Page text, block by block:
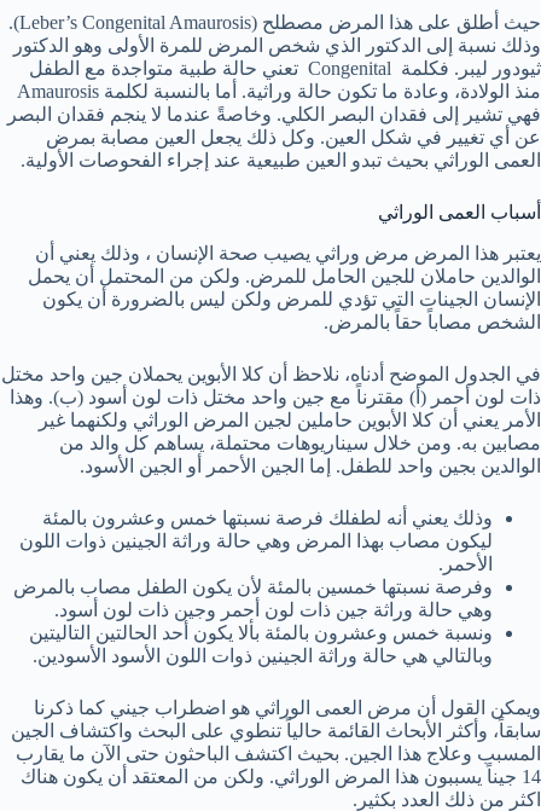
حيث أطلق على هذا المرض مصطلح (Leber’s Congenital Amaurosis).
وذلك نسبة إلى الدكتور الذي شخص المرض للمرة الأولى وهو الدكتور
ثيودور ليبر. فكلمة Congenital تعني حالة طبية متواجدة مع الطفل
فهي تشير إلى فقدان البصر الكلي. وخاصةً عندما لا ينجم فقدان البصر
عن أي تغيير في شكل العين. وكل ذلك يجعل العين مصابة بمرض
العمى الوراثي بحيث تبدو العين طبيعية عند إجراء الفحوصات الأولية.
أسباب العمى الوراثي
يعتبر هذا المرض مرض وراثي يصيب صحة الإنسان ، وذلك يعني أن
الوالدين حاملان للجين الحامل للمرض. ولكن من المحتمل أن يحمل
الإنسان الجينات التي تؤدي للمرض ولكن ليس بالضرورة أن يكون
الشخص مصاباً حقاً بالمرض.
في الجدول الموضح أدناه، نلاحظ أن كلا الأبوين يحملان جين واحد مختل
ذات لون أحمر (أ) مقترناً مع جين واحد مختل ذات لون أسود (ب). وهذا
الأمر يعني أن كلا الأبوين حاملين لجين المرض الوراثي ولكنهما غير
مصابين به. ومن خلال سيناريوهات محتملة، يساهم كل والد من
الوالدين بجين واحد للطفل. إما الجين الأحمر أو الجين الأسود.
وذلك يعني أنه لطفلك فرصة نسبتها خمس وعشرون بالمئة
ليكون مصاب بهذا المرض وهي حالة وراثة الجينين ذوات اللون
الأحمر.
وفرصة نسبتها خمسين بالمئة لأن يكون الطفل مصاب بالمرض
وهي حالة وراثة جين ذات لون أحمر وجين ذات لون أسود.
ونسبة خمس وعشرون بالمئة بألا يكون أحد الحالتين التاليتين
وبالتالي هي حالة وراثة الجينين ذوات اللون الأسود الأسودين.
ويمكن القول أن مرض العمى الوراثي هو اضطراب جيني كما ذكرنا
سابقاً، وأكثر الأبحاث القائمة حالياً تنطوي على البحث واكتشاف الجين
المسبب وعلاج هذا الجين. بحيث اكتشف الباحثون حتى الآن ما يقارب
14 جيناً يسببون هذا المرض الوراثي. ولكن من المعتقد أن يكون هناك
اكثر من ذلك العدد بكثير.